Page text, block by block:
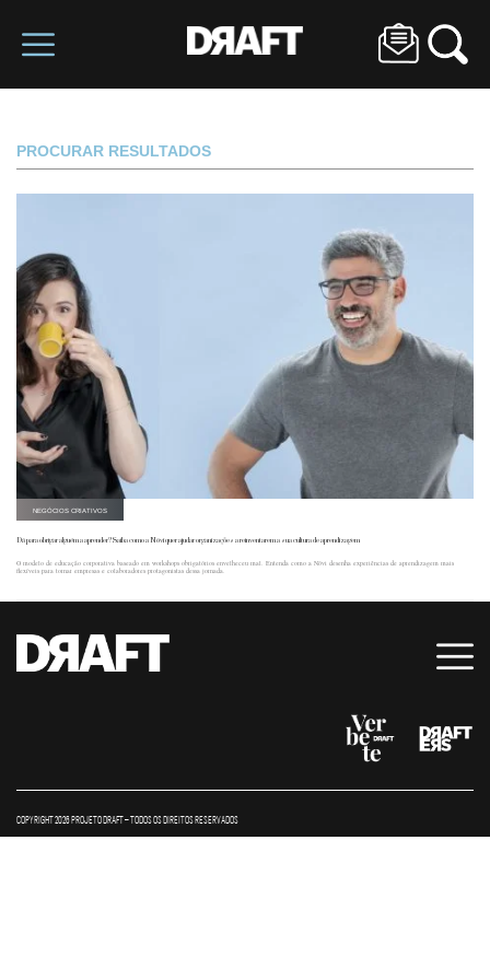
PROCURAR RESULTADOS
NEGÓCIOS CRIATIVOS
Dá para obrigar alguém a aprender? Saiba como a Nōvi quer ajudar organizações a reinventarem a sua cultura de aprendizagem
O modelo de educação corporativa baseado em workshops obrigatórios envelheceu mal. Entenda como a Nōvi desenha experiências de aprendizagem mais
flexíveis para tornar empresas e colaboradores protagonistas dessa jornada.
COPYRIGHT 2026 PROJETO DRAFT – TODOS OS DIREITOS RESERVADOS